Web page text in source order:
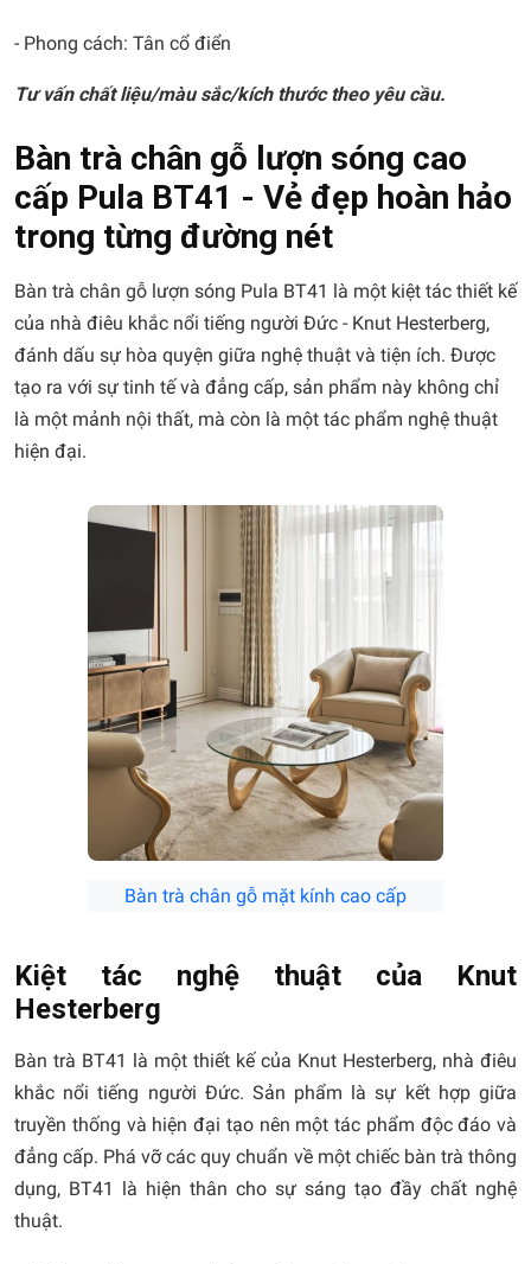
- Phong cách: Tân cổ điển
Tư vấn chất liệu/màu sắc/kích thước theo yêu cầu.
Bàn trà chân gỗ lượn sóng cao
cấp Pula BT41 - Vẻ đẹp hoàn hảo
trong từng đường nét
Bàn trà chân gỗ lượn sóng Pula BT41 là một kiệt tác thiết kế
của nhà điêu khắc nổi tiếng người Đức - Knut Hesterberg,
đánh dấu sự hòa quyện giữa nghệ thuật và tiện ích. Được
tạo ra với sự tinh tế và đẳng cấp, sản phẩm này không chỉ
là một mảnh nội thất, mà còn là một tác phẩm nghệ thuật
hiện đại.
Bàn trà chân gỗ mặt kính cao cấp
Kiệt tác nghệ thuật của Knut
Hesterberg
Bàn trà BT41 là một thiết kế của Knut Hesterberg, nhà điêu
khắc nổi tiếng người Đức. Sản phẩm là sự kết hợp giữa
truyền thống và hiện đại tạo nên một tác phẩm độc đáo và
đẳng cấp. Phá vỡ các quy chuẩn về một chiếc bàn trà thông
dụng, BT41 là hiện thân cho sự sáng tạo đầy chất nghệ
thuật.